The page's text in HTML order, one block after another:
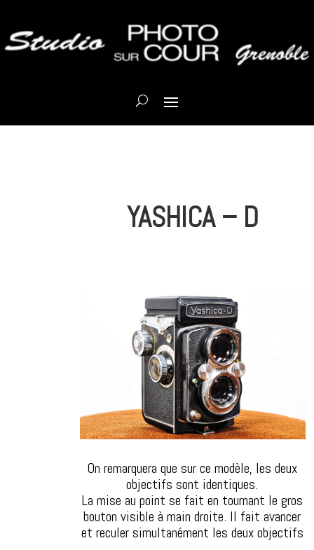
YASHICA – D
On remarquera que sur ce modèle, les deux
objectifs sont identiques.
La mise au point se fait en tournant le gros
bouton visible à main droite. Il fait avancer
et reculer simultanément les deux objectifs